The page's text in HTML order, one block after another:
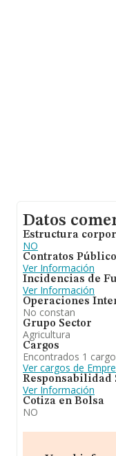
Datos
Estructura
NO
Contratos
Ver Información
Incidencias de
Ver Información
Operaciones
No constan
Grupo Sector
Agricultura
Cargos
Encontrados 1
Ver cargos de
Ver Información
Cotiza en Bolsa
NO